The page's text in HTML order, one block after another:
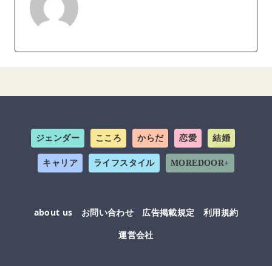
ジェンダー こころ からだ 恋愛 結婚
キャリア ライフスタイル MOREDOOR+
about us お問い合わせ 広告掲載規定
利用規約
運営会社